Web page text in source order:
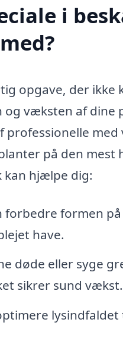
i
opgave, der ikke
væksten af dine
med
på den mest
kan hjælpe dig:
forbedre formen
have.
døde eller syge
sikrer sund vækst.